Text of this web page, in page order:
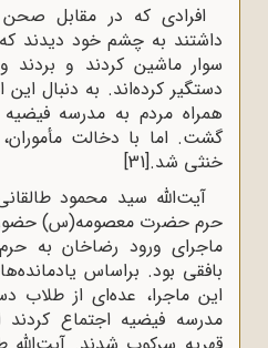
افرادى که در مقابل
داشتند به چشم خود دیدند
سوار ماشین کردند و
دستگیر کرده‌اند. به دنبال
همراه مردم به مدرسه
گشت. اما با دخالت
خنثی شد.[31]
حرم حضرت معصومه(س)
ماجرای ورود رضاخان به
بافقی بود. براساس
این ماجرا، عده‌ای از طلاب
مدرسه فیضیه اجتماع کردند